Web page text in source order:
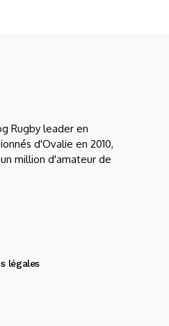
Rugby leader en
d'Ovalie en 2010,
million d'amateur de
légales